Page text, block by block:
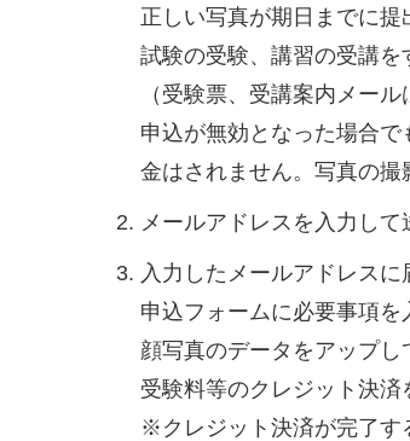
正しい写真が期日までに提
試験の受験、講習の受講を
（受験票、受講案内メール
申込が無効となった場合
金はされません。写真の撮
メールアドレスを入力して
入力したメールアドレスに
申込フォームに必要事項を
顔写真のデータをアップし
受験料等のクレジット決済
※クレジット決済が完了す